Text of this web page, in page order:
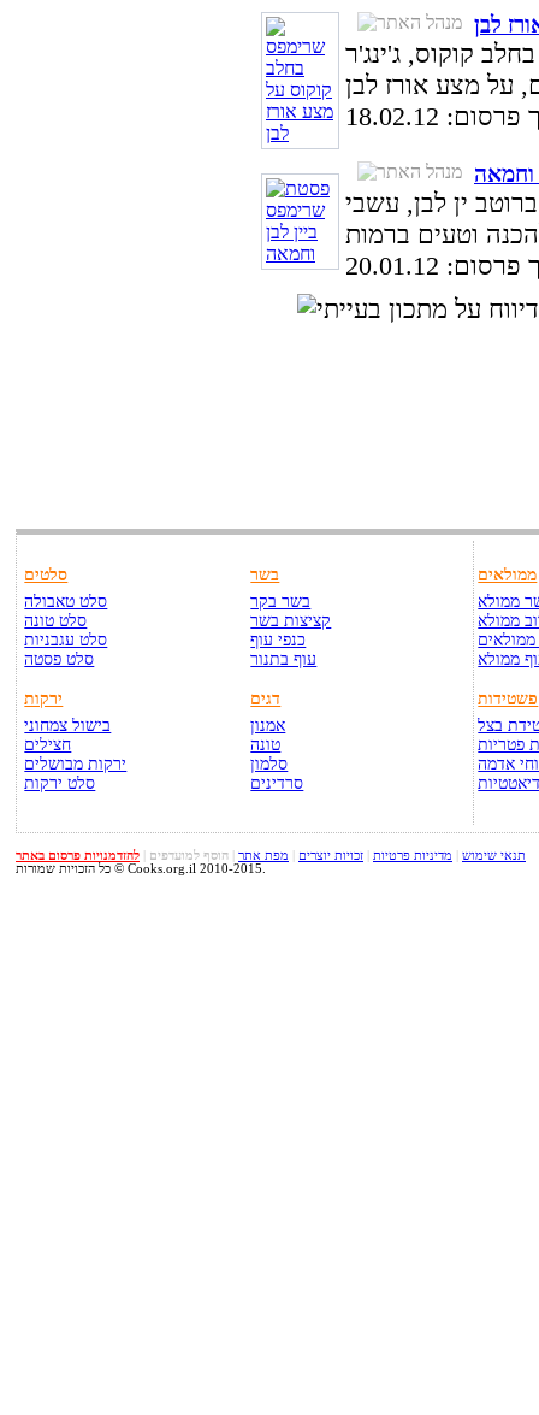
לבן
קוקוס, ג'ינג'ר
18.02.12
וחמאה
ין לבן, עשבי
20.01.12
סלטים
סלט טאבולה
סלט טונה
סלט עגבניות
סלט פסטה
ירקות
בישול צמחוני
חצילים
ירקות מבושלים
סלט ירקות
בשר
בשר בקר
קציצות בשר
כנפי עוף
עוף בתנור
דגים
אמנון
טונה
סלמון
סרדינים
ממולאים
ממולא
ממולא
ממולא
פשטידות
בצל
פטריות
אדמה
תנאי שימוש מדיניות פרטיות זכויות יוצרים מפת אתר הוסף למועדפים
להזדמנויות פרסום באתר
כל הזכויות שמורות © Cooks.org.il 2010-2015.